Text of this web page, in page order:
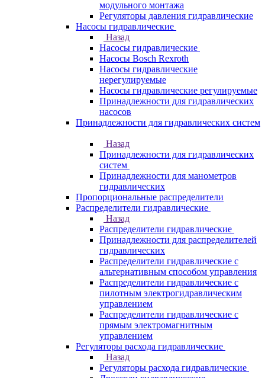
модульного монтажа
Регуляторы давления гидравлические
Насосы гидравлические
Назад
Насосы гидравлические
Насосы Bosch Rexroth
Насосы гидравлические
нерегулируемые
Насосы гидравлические регулируемые
Принадлежности для гидравлических
насосов
Принадлежности для гидравлических систем
Назад
Принадлежности для гидравлических
систем
Принадлежности для манометров
гидравлических
Пропорциональные распределители
Распределители гидравлические
Назад
Распределители гидравлические
Принадлежности для распределителей
гидравлических
Распределители гидравлические с
альтернативным способом управления
Распределители гидравлические с
пилотным электрогидравлическим
управлением
Распределители гидравлические с
прямым электромагнитным
управлением
Регуляторы расхода гидравлические
Назад
Регуляторы расхода гидравлические